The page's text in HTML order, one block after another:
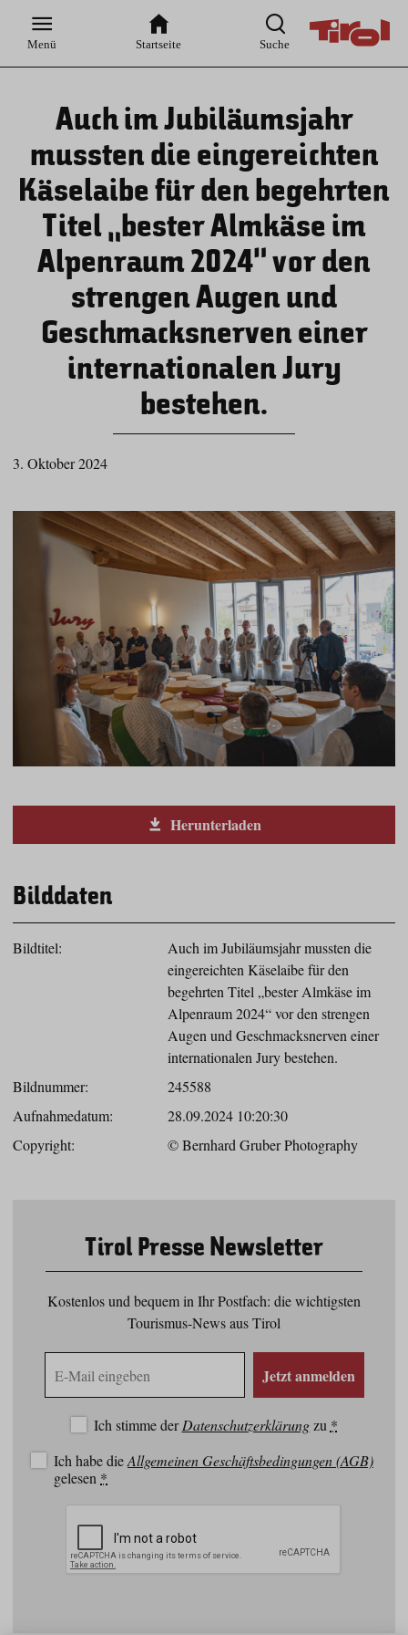
Hauptnavigation
Inhaltsbereich
Menü Startseite Suche
Auch im Jubiläumsjahr
mussten die eingereichten
Käselaibe für den begehrten
Titel „bester Almkäse im
Alpenraum 2024“ vor den
strengen Augen und
Geschmacksnerven einer
internationalen Jury
bestehen.
3. Oktober 2024
Herunterladen
Bilddaten
Bildtitel:
Auch im Jubiläumsjahr mussten die
eingereichten Käselaibe für den
begehrten Titel „bester Almkäse im
Alpenraum 2024“ vor den strengen
Augen und Geschmacksnerven einer
internationalen Jury bestehen.
Bildnummer:
245588
Aufnahmedatum:
28.09.2024 10:20:30
Copyright:
© Bernhard Gruber Photography
Tirol Presse Newsletter
Kostenlos und bequem in Ihr Postfach: die wichtigsten
Tourismus-News aus Tirol
Mail
Jetzt anmelden
Ich stimme derDatenschutzerklärungzu *
Ich habe dieAllgemeinen Geschäftsbedingungen (AGB)
gelesen *